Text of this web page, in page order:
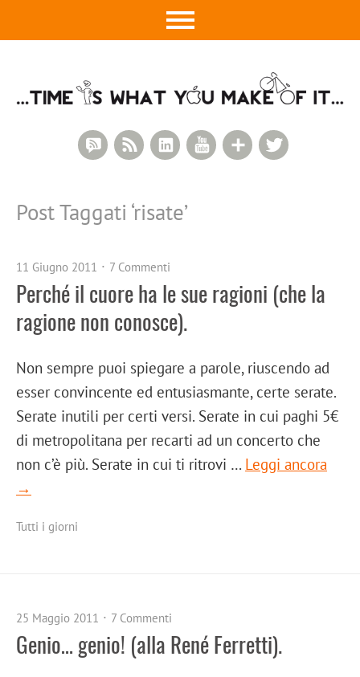
Google+
YouTube
LinkedIn
RSS Feed
RSS Comments
Post Taggati ‘risate’
11 Giugno 2011 7 Commenti
Perché il cuore ha le sue ragioni (che la
ragione non conosce).
Non sempre puoi spiegare a parole, riuscendo ad
esser convincente ed entusiasmante, certe serate.
Serate inutili per certi versi. Serate in cui paghi 5€
di metropolitana per recarti ad un concerto che
non c’è più. Serate in cui ti ritrovi … Leggi ancora
→
Tutti i giorni
25 Maggio 2011 7 Commenti
Genio… genio! (alla René Ferretti).